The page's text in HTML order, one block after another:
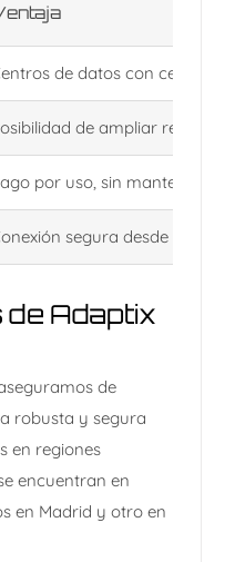
de datos con
de ampliar
por uso, sin
segura desde
Adaptix
de
robusta y segura
en regiones
encuentran en
en Madrid y otro en